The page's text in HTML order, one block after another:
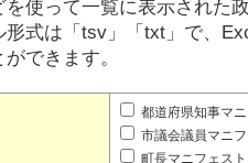
を使って一覧に表示された
形式は「tsv」「txt」で、
できます。
都道府県知事マニ
市議会議員マニフ
町長マニフェスト